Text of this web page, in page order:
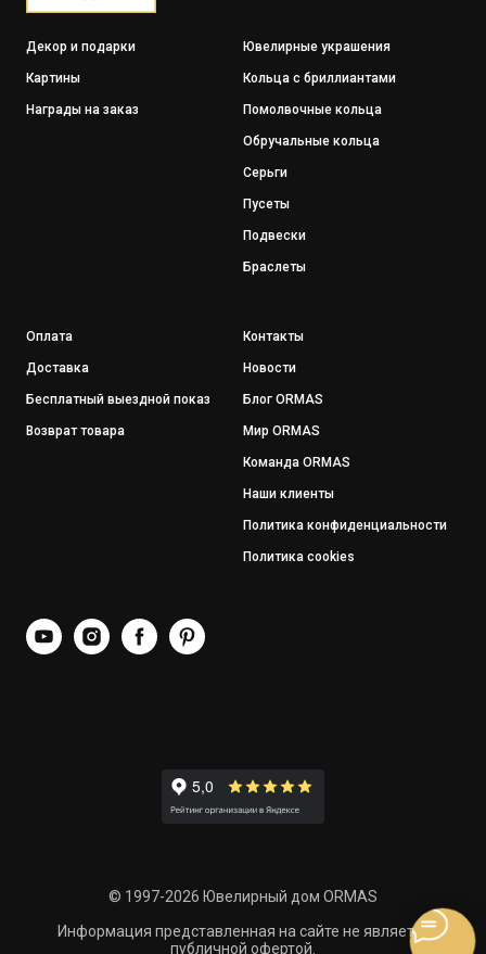
Декор и подарки
Картины
Награды на заказ
Ювелирные украшения
Кольца с бриллиантами
Помолвочные кольца
Обручальные кольца
Серьги
Пусеты
Подвески
Браслеты
Оплата
Доставка
Бесплатный выездной показ
Возврат товара
Контакты
Новости
Блог ORMAS
Мир ORMAS
Команда ORMAS
Наши клиенты
Политика конфиденциальности
Политика cookies
© 1997-2026 Ювелирный дом ORMAS
Информация представленная на сайте не является
публичной офертой.